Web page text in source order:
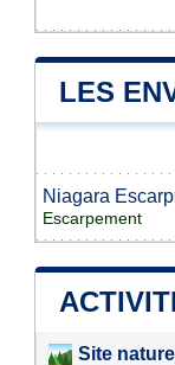
LES
Niagara
Escarpement
Site naturel